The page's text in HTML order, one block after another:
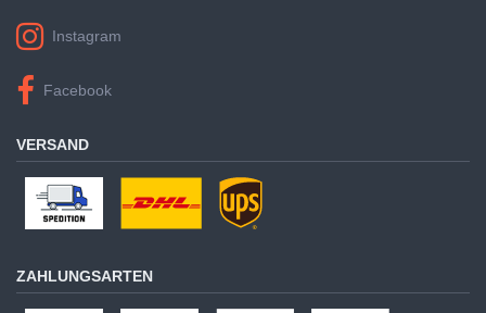
Instagram
Facebook
VERSAND
ZAHLUNGSARTEN